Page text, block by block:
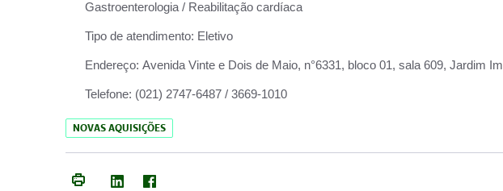
Gastroenterologia / Reabilitação cardíaca
Tipo de atendimento: Eletivo
Endereço: Avenida Vinte e Dois de Maio, n°6331, bloco 01, sala 609, Jardim
Telefone: (021) 2747-6487 / 3669-1010
NOVAS AQUISIÇÕES